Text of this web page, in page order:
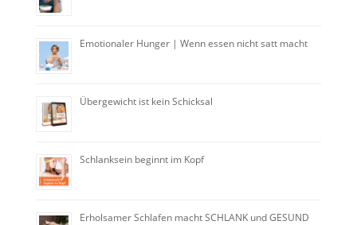
Emotionaler Hunger | Wenn essen nicht satt macht
Übergewicht ist kein Schicksal
Schlanksein beginnt im Kopf
Erholsamer Schlafen macht SCHLANK und GESUND